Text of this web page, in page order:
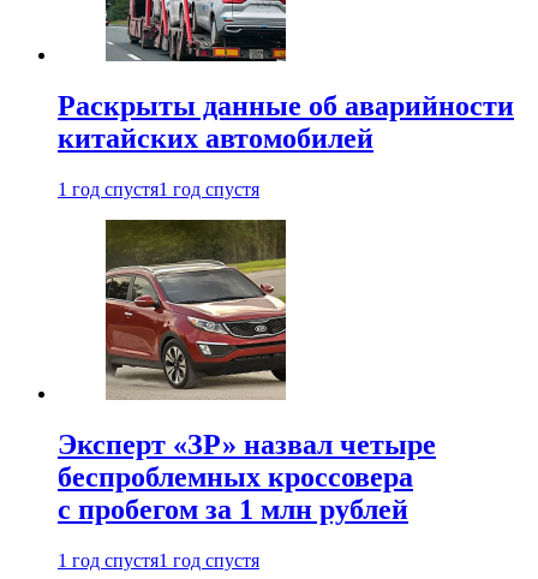
Раскрыты данные об аварийности
китайских автомобилей
1 год спустя1 год спустя
Эксперт «ЗР» назвал четыре
беспроблемных кроссовера
с пробегом за 1 млн рублей
1 год спустя1 год спустя